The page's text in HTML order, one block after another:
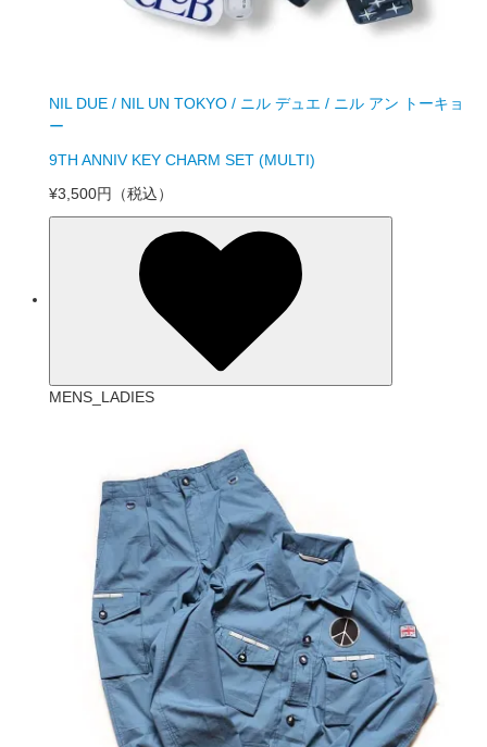
NIL DUE / NIL UN TOKYO / ニル デュエ / ニル アン トーキョ
ー
9TH ANNIV KEY CHARM SET (MULTI)
¥3,500円 （税込）
MENS_LADIES